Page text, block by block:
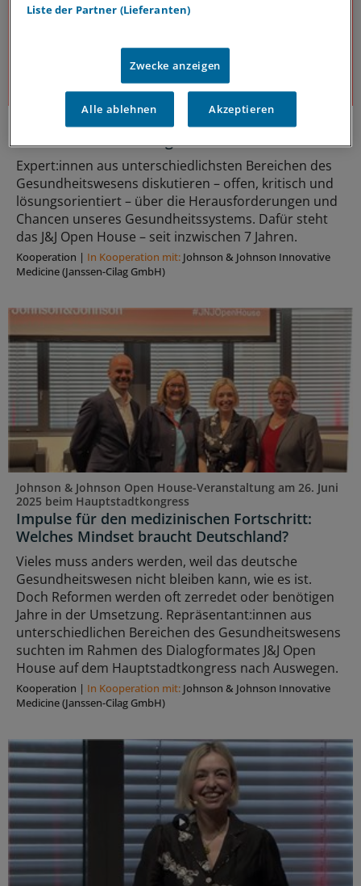
J&J Open House
Expert:innen aus unterschiedlichsten Bereichen des
Gesundheitswesens diskutieren – offen, kritisch und
lösungsorientiert – über die Herausforderungen und
Chancen unseres Gesundheitssystems. Dafür steht
das J&J Open House – seit inzwischen 7 Jahren.
Kooperation | In Kooperation mit: Johnson & Johnson Innovative
Medicine (Janssen-Cilag GmbH)
Johnson & Johnson Open House-Veranstaltung am 26. Juni
2025 beim Hauptstadtkongress
Impulse für den medizinischen Fortschritt:
Welches Mindset braucht Deutschland?
Vieles muss anders werden, weil das deutsche
Gesundheitswesen nicht bleiben kann, wie es ist.
Doch Reformen werden oft zerredet oder benötigen
Jahre in der Umsetzung. Repräsentant:innen aus
unterschiedlichen Bereichen des Gesundheitswesens
suchten im Rahmen des Dialogformates J&J Open
House auf dem Hauptstadtkongress nach Auswegen.
Kooperation | In Kooperation mit: Johnson & Johnson Innovative
Medicine (Janssen-Cilag GmbH)
Liste der Partner (Lieferanten)
Zwecke anzeigen
Alle ablehnen Akzeptieren